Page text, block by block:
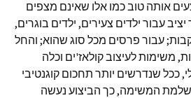
אותה טוב כמו אלו שאינם מצפים
עבור ילדים צעירים, ילדים בוגרים,
עבור פרסים מכל סוג שהוא; והחל
משימות לעיצוב קולאז'ים וכלה
ככל שנדרשים יותר תחכום קוגנטיבי
המשימה, כך הביצוע נעשה